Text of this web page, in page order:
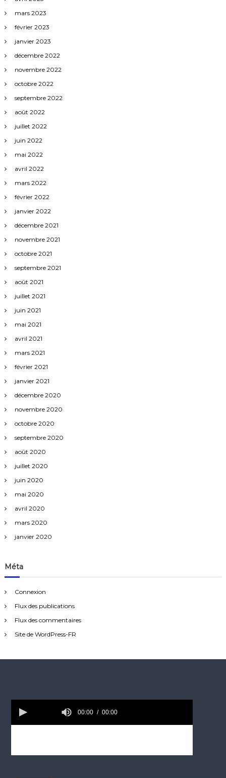
mars 2023
février 2023
janvier 2023
décembre 2022
novembre 2022
octobre 2022
septembre 2022
août 2022
juillet 2022
juin 2022
mai 2022
avril 2022
mars 2022
février 2022
janvier 2022
décembre 2021
novembre 2021
octobre 2021
septembre 2021
août 2021
juillet 2021
juin 2021
mai 2021
avril 2021
mars 2021
février 2021
janvier 2021
décembre 2020
novembre 2020
octobre 2020
septembre 2020
août 2020
juillet 2020
juin 2020
mai 2020
avril 2020
mars 2020
janvier 2020
Méta
Connexion
Flux des publications
Flux des commentaires
Site de WordPress-FR